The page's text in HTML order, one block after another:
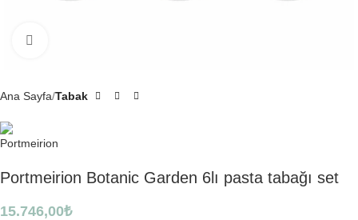
Ana Sayfa Tabak
Portmeirion Botanic Garden 6lı pasta tabağı set
15.746,00₺